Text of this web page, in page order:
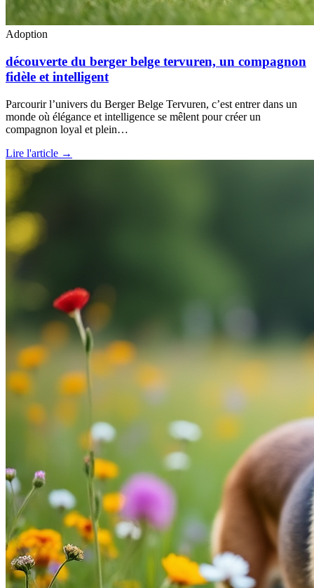
Adoption
découverte du berger belge tervuren, un compagnon
fidèle et intelligent
Parcourir l’univers du Berger Belge Tervuren, c’est entrer dans un
monde où élégance et intelligence se mêlent pour créer un
compagnon loyal et plein…
Lire l'article →